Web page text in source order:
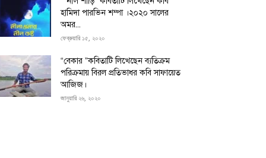
হামিদা পারভিন শম্পা ।২০২০ সালের
অমর...
ফেব্রুয়ারি ১৫, ২০২০
“বেকার ”কবিতাটি লিখেছেন ব্যতিক্রম
পরিক্রমায় বিরল প্রতিভাধর কবি সাফায়েত
আজিজ।
জানুয়ারি ২৬, ২০২০